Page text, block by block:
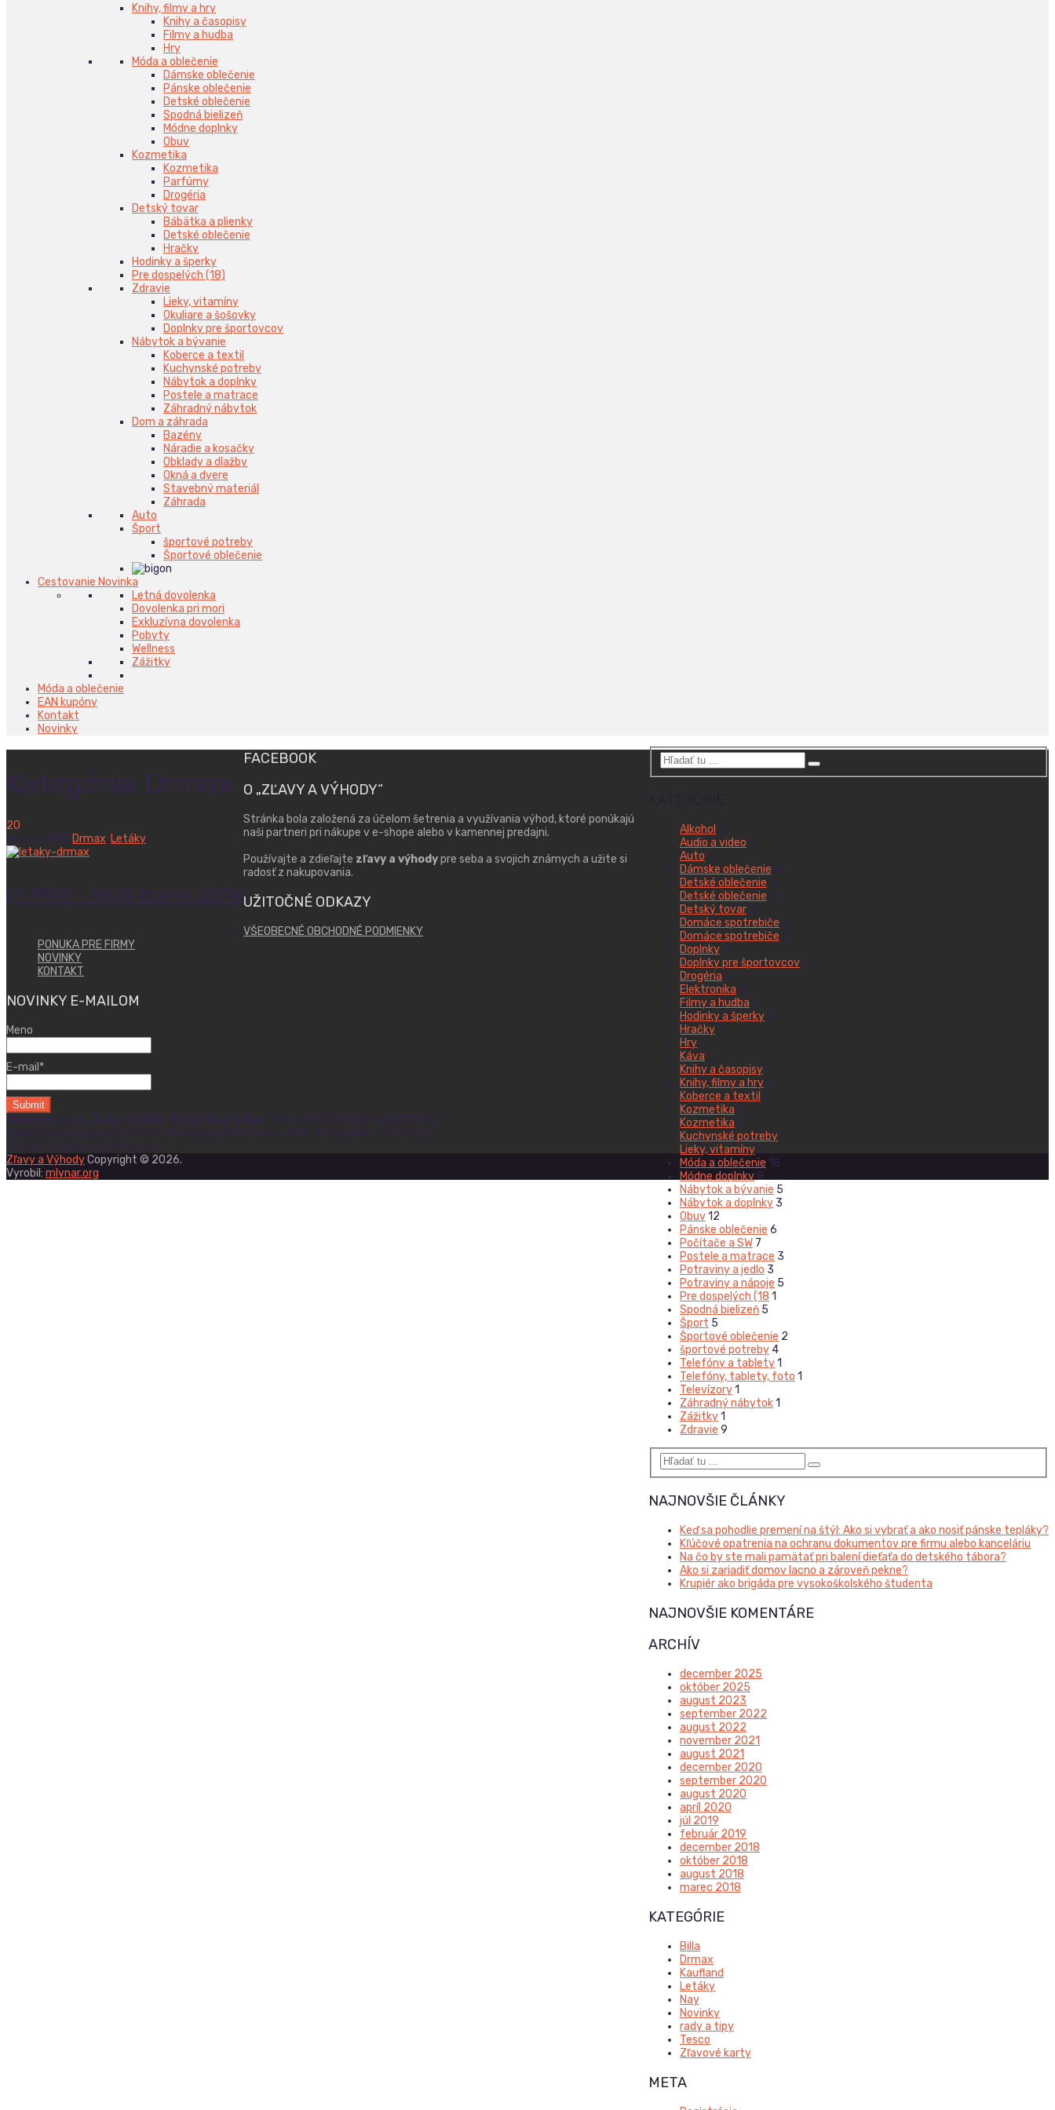
Knihy, filmy a hry
Knihy a časopisy
Filmy a hudba
Hry
Móda a oblečenie
Dámske oblečenie
Pánske oblečenie
Detské oblečenie
Spodná bielizeň
Módne doplnky
Obuv
Kozmetika
Kozmetika
Parfúmy
Drogéria
Detský tovar
Bábätka a plienky
Detské oblečenie
Hračky
Hodinky a šperky
Pre dospelých (18)
Zdravie
Lieky, vitamíny
Okuliare a šošovky
Doplnky pre športovcov
Nábytok a bývanie
Koberce a textil
Kuchynské potreby
Nábytok a doplnky
Postele a matrace
Záhradný nábytok
Dom a záhrada
Bazény
Náradie a kosačky
Obklady a dlažby
Okná a dvere
Stavebný materiál
Záhrada
Auto
Šport
športové potreby
Športové oblečenie
Cestovanie Novinka
Letná dovolenka
Dovolenka pri mori
Exkluzívna dovolenka
Pobyty
Wellness
Zážitky
Móda a oblečenie
EAN kupóny
Kontakt
Novinky
Kategória: Drmax
20
marec, 2018 Drmax, Letáky
Dr MAX – leták marec 2018
Alkohol 2
Audio a video 1
Auto 1
Dámske oblečenie 4
Detské oblečenie 4
Detské oblečenie 1
Detský tovar 3
Domáce spotrebiče 1
Domáce spotrebiče 2
Doplnky 6
Doplnky pre športovcov 1
Drogéria 5
Elektronika 6
Filmy a hudba 1
Hodinky a šperky 3
Hračky 1
Hry 1
Káva 1
Knihy a časopisy 1
Knihy, filmy a hry 1
Koberce a textil 2
Kozmetika 6
Kozmetika 5
Kuchynské potreby 3
Lieky, vitamíny 5
Móda a oblečenie 18
Módne doplnky 8
Nábytok a bývanie 5
Nábytok a doplnky 3
Obuv12
Pánske oblečenie 6
Počítače a SW 7
Postele a matrace 3
Potraviny a jedlo 3
Potraviny a nápoje 5
Pre dospelých (18 1
Spodná bielizeň 5
Šport 5
Športové oblečenie 2
športové potreby 4
Telefóny a tablety1
Telefóny, tablety, foto 1
Televízory1
Záhradný nábytok1
Zážitky1
Zdravie 9
NAJNOVŠIE ČLÁNKY
Keď sa pohodlie premení na štýl: Ako si vybrať a ako nosiť pánske tepláky?
Kľúčové opatrenia na ochranu dokumentov pre firmu alebo kanceláriu
Na čo by ste mali pamätať pri balení dieťaťa do detského tábora?
Ako si zariadiť domov lacno a zároveň pekne?
Krupiér ako brigáda pre vysokoškolského študenta
NAJNOVŠIE KOMENTÁRE
ARCHÍV
december 2025
október 2025
august 2023
september 2022
august 2022
november 2021
august 2021
december 2020
september 2020
august 2020
apríl 2020
júl 2019
február 2019
december 2018
október 2018
august 2018
marec 2018
KATEGÓRIE
Billa
Drmax
Kaufland
Letáky
Nay
Novinky
rady a tipy
Tesco
Zľavové karty
META
FACEBOOK
O „ZĽAVY A VÝHODY“
Stránka bola založená za účelom šetrenia a využívania výhod, ktoré ponúkajú
naši partneri pri nákupe v e-shope alebo v kamennej predajni.
Používajte a zdieľajte zľavy a výhodypre seba a svojich známych a užite si
radosť z nakupovania.
UŽITOČNÉ ODKAZY
VŠEOBECNÉ OBCHODNÉ PODMIENKY
PONUKA PRE FIRMY
NOVINKY
KONTAKT
NOVINKY E-MAILOM
Meno
E-mail*
Blueinfo, s.r.o., Zuby 1/1234, 90021 Svätý Jur
| IČO: 44665024, DIČ: 2022784192
Spoločnosť je zapísaná v ORSR Okresný súd Bratislava I. Odd.: Sro, vložka č.: 57274/B
E-mail: info@zlavyavyhody.sk
Zľavy a VýhodyCopyright © 2026.
Vyrobil: mlynar.org